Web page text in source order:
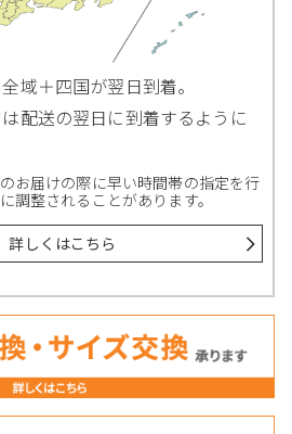
域＋四国が翌日到着。
配送の翌日に到着するように
お届けの際に早い時間帯の指定を行
調整されることがあります。
詳しくはこちら